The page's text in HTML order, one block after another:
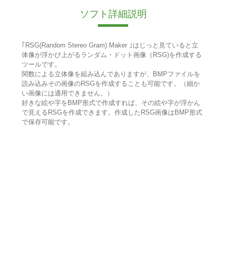
ソフト詳細説明
｢RSG(Random Stereo Gram) Maker ｣はじっと見ていると立
体像が浮かび上がるランダム・ドット画像（RSG)を作成する
ツールです。
関数による立体像を組み込んでありますが、BMPファイルを
読み込みその画像のRSGを作成することも可能です。（細か
い画像には適用できません。）
好きな絵や字をBMP形式で作成すれば、その絵や字が浮かん
で見えるRSGを作成できます。作成したRSG画像はBMP形式
で保存可能です。